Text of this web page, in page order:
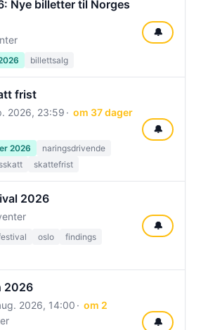
Nye billetter til Norges
billettsalg
🔔
frist
2026, 23:59
om 37 dager
2026
naringsdrivende
skattefrist
🔔
2026
oslo
findings
🔔
2026
2026, 14:00
om 2
🔔